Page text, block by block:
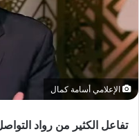
الإعلامي أسامة كمال
تفاعل الكثير من رواد